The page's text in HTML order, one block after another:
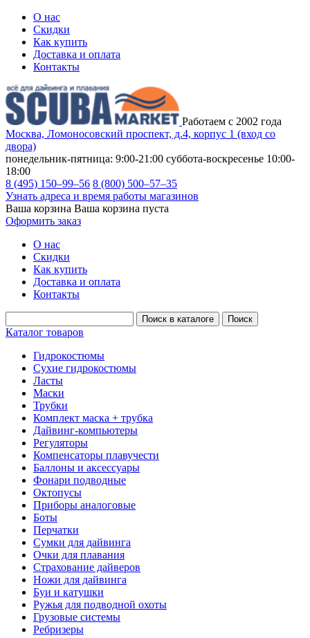
О нас
Скидки
Как купить
Доставка и оплата
Контакты
Работаем с 2002 года
Москва, Ломоносовский проспект, д.4, корпус 1 (вход со
двора)
понедельник-пятница: 9:00-21:00 суббота-воскресенье 10:00-
18:00
8 (495) 150–99–56 8 (800) 500–57–35
Узнать адреса и время работы магазинов
Ваша корзина Ваша корзина пуста
Оформить заказ
О нас
Скидки
Как купить
Доставка и оплата
Контакты
Каталог товаров
Гидрокостюмы
Сухие гидрокостюмы
Ласты
Маски
Трубки
Комплект маска + трубка
Дайвинг-компьютеры
Регуляторы
Компенсаторы плавучести
Баллоны и аксессуары
Фонари подводные
Октопусы
Приборы аналоговые
Боты
Перчатки
Сумки для дайвинга
Очки для плавания
Страхование дайверов
Ножи для дайвинга
Буи и катушки
Ружья для подводной охоты
Грузовые системы
Ребризеры